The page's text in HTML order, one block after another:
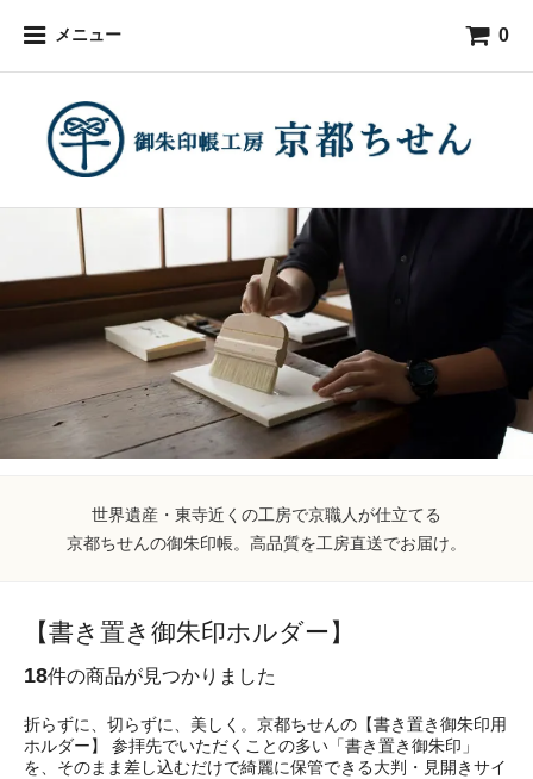
メニュー 0
世界遺産・東寺近くの工房で京職人が仕立てる
京都ちせんの御朱印帳。高品質を工房直送でお届け。
【書き置き御朱印ホルダー】
18件の商品が見つかりました
折らずに、切らずに、美しく。京都ちせんの【書き置き御朱印用
ホルダー】 参拝先でいただくことの多い「書き置き御朱印」
を、そのまま差し込むだけで綺麗に保管できる大判・見開きサイ